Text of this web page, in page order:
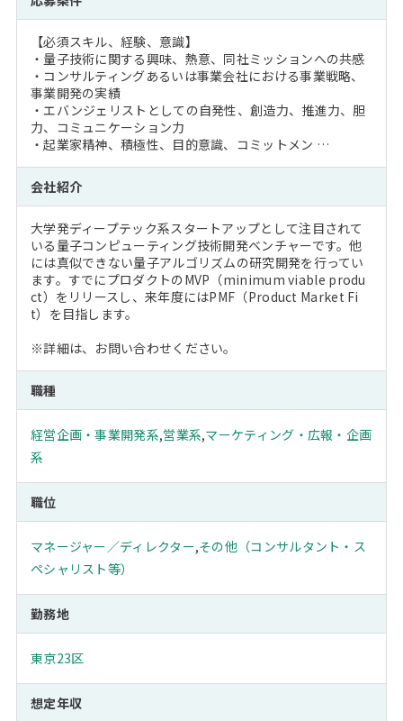
【必須スキル、経験、意識】
・量子技術に関する興味、熱意、同社ミッションへの共感
・コンサルティングあるいは事業会社における事業戦略、
事業開発の実績
・エバンジェリストとしての自発性、創造力、推進力、胆
力、コミュニケーション力
・起業家精神、積極性、目的意識、コミットメン …
会社紹介
大学発ディープテック系スタートアップとして注目されて
いる量子コンピューティング技術開発ベンチャーです。他
には真似できない量子アルゴリズムの研究開発を行ってい
ます。すでにプロダクトのMVP（minimum viable produ
ct）をリリースし、来年度にはPMF（Product Market Fi
t）を目指します。
※詳細は、お問い合わせください。
職種
経営企画・事業開発系,営業系,マーケティング・広報・企画
系
職位
マネージャー／ディレクター,その他（コンサルタント・ス
ペシャリスト等）
勤務地
東京23区
想定年収